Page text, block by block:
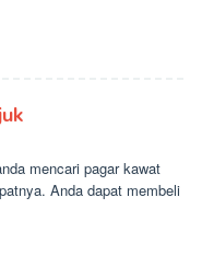
mencari pagar kawat
Anda dapat membeli